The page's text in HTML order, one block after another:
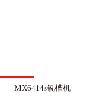
MX6414s铣槽机